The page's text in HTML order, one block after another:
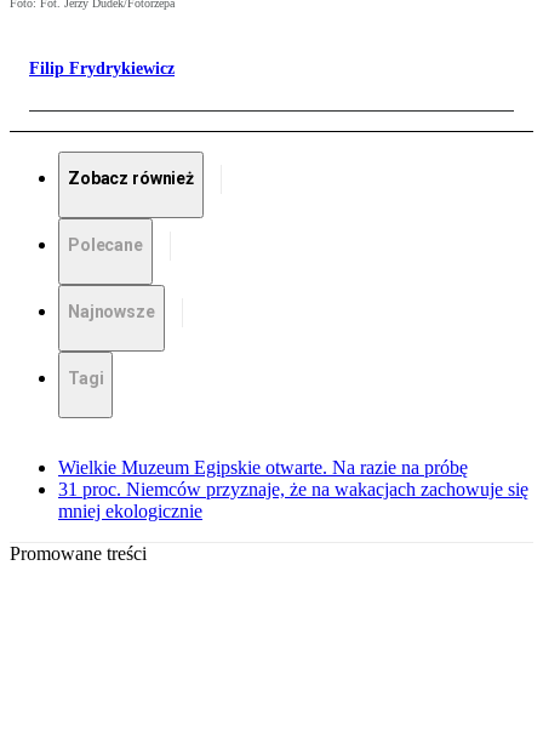
Foto: Fot. Jerzy Dudek/Fotorzepa
Filip Frydrykiewicz
Zobacz również
Polecane
Najnowsze
Tagi
Wielkie Muzeum Egipskie otwarte. Na razie na próbę
31 proc. Niemców przyznaje, że na wakacjach zachowuje się
mniej ekologicznie
Promowane treści